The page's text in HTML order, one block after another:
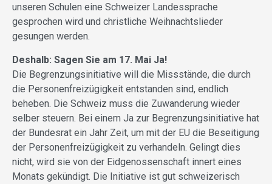
unseren Schulen eine Schweizer Landessprache
gesprochen wird und christliche Weihnachtslieder
gesungen werden.
Deshalb: Sagen Sie am 17. Mai Ja!
Die Begrenzungsinitiative will die Missstände, die durch
die Personenfreizügigkeit entstanden sind, endlich
beheben. Die Schweiz muss die Zuwanderung wieder
selber steuern. Bei einem Ja zur Begrenzungsinitiative hat
der Bundesrat ein Jahr Zeit, um mit der EU die Beseitigung
der Personenfreizügigkeit zu verhandeln. Gelingt dies
nicht, wird sie von der Eidgenossenschaft innert eines
Monats gekündigt. Die Initiative ist gut schweizerisch